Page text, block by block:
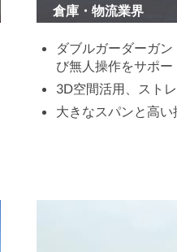
倉庫・物流業界
ダブルガーダーガ
び無人操作をサポー
3D空間活用、スト
大きなスパンと高